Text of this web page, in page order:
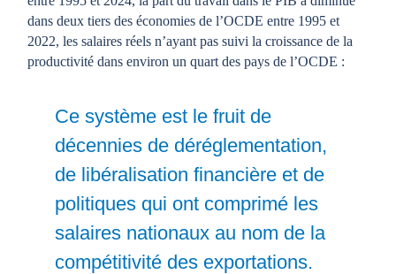
dans deux tiers des économies de l’OCDE entre 1995 et
2022, les salaires réels n’ayant pas suivi la croissance de la
productivité dans environ un quart des pays de l’OCDE :
Ce système est le fruit de
décennies de déréglementation,
de libéralisation financière et de
politiques qui ont comprimé les
salaires nationaux au nom de la
compétitivité des exportations.